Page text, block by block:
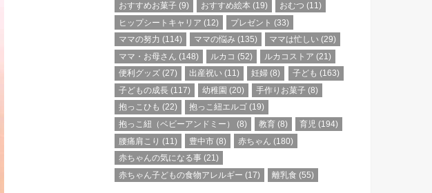
おすすめお菓子 (9) おすすめ絵本 (19) おむつ (11)
ヒップシートキャリア (12) プレゼント (33)
ママの努力 (114) ママの悩み (135) ママは忙しい (29)
ママ・お母さん (148) ルカコ (52) ルカコストア (21)
便利グッズ (27) 出産祝い (11) 妊婦 (8) 子ども (163)
子どもの成長 (117) 幼稚園 (20) 手作りお菓子 (8)
抱っこひも (22) 抱っこ紐エルゴ (19)
抱っこ紐（ベビーアンドミー）
(8) 教育 (8) 育児 (194)
腰痛肩こり (11) 豊中市 (8) 赤ちゃん (180)
赤ちゃんの気になる事 (21)
赤ちゃん子どもの食物アレルギー (17) 離乳食 (55)